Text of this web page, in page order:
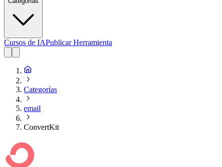
Cursos de IAPublicar Herramienta
Categorías
email
ConvertKit